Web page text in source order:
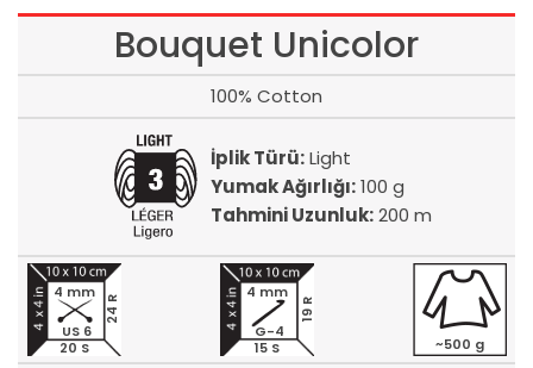
Bouquet Unicolor
100% Cotton
İplik Türü:Light
Yumak Ağırlığı:100 g
Tahmini Uzunluk:200 m
20 S
24 R
4 mm
US 6
15 S
19 R
4 mm
G-4
~500 g